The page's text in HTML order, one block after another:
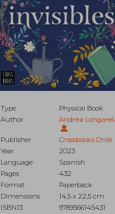
Type
Physical Book
Author
Andrea
Publisher
Crossbooks Chile
Year
2023
Language
Spanish
Pages
432
Format
Paperback
Dimensions
14,5 x 22,5 cm
ISBN13
9789566145431